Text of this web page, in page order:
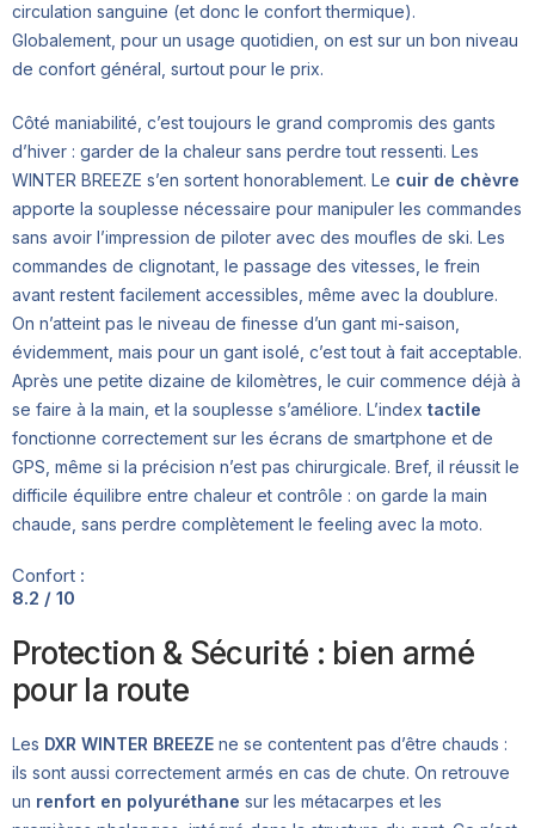
circulation sanguine (et donc le confort thermique).
Globalement, pour un usage quotidien, on est sur un bon niveau
de confort général, surtout pour le prix.
Côté maniabilité, c’est toujours le grand compromis des gants
d’hiver : garder de la chaleur sans perdre tout ressenti. Les
WINTER BREEZE s’en sortent honorablement. Le cuir de chèvre
apporte la souplesse nécessaire pour manipuler les commandes
sans avoir l’impression de piloter avec des moufles de ski. Les
commandes de clignotant, le passage des vitesses, le frein
avant restent facilement accessibles, même avec la doublure.
On n’atteint pas le niveau de finesse d’un gant mi-saison,
évidemment, mais pour un gant isolé, c’est tout à fait acceptable.
Après une petite dizaine de kilomètres, le cuir commence déjà à
se faire à la main, et la souplesse s’améliore. L’index tactile
fonctionne correctement sur les écrans de smartphone et de
GPS, même si la précision n’est pas chirurgicale. Bref, il réussit le
difficile équilibre entre chaleur et contrôle : on garde la main
chaude, sans perdre complètement le feeling avec la moto.
Confort :
8.2 / 10
Protection & Sécurité : bien armé
pour la route
Les DXR WINTER BREEZE ne se contentent pas d’être chauds :
ils sont aussi correctement armés en cas de chute. On retrouve
un renfort en polyuréthane sur les métacarpes et les